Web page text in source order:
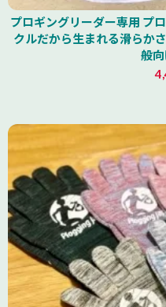
プロギングリーダー専用 プ
クルだから生まれる滑ら
般